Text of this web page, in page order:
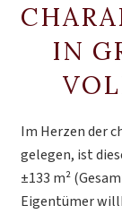
IN
Im Herzen der
gelegen, ist
±133 m²
Eigentümer